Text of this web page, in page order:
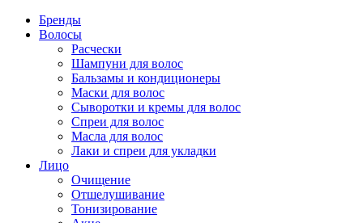
Бренды
Волосы
Расчески
Шампуни для волос
Бальзамы и кондиционеры
Маски для волос
Сыворотки и кремы для волос
Спреи для волос
Масла для волос
Лаки и спреи для укладки
Лицо
Очищение
Отшелушивание
Тонизирование